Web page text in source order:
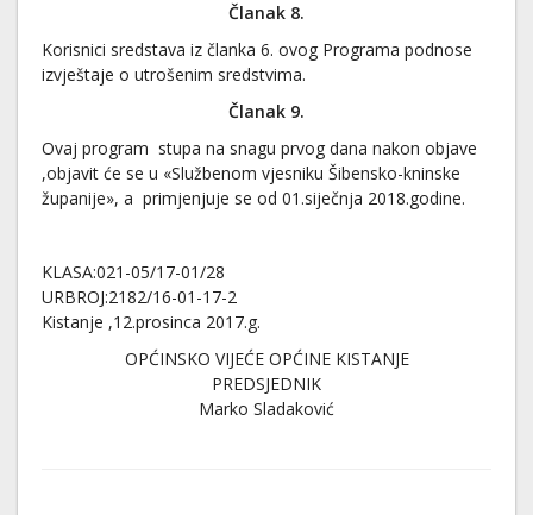
Članak 8.
Korisnici sredstava iz članka 6. ovog Programa podnose
izvještaje o utrošenim sredstvima.
Članak 9.
Ovaj program stupa na snagu prvog dana nakon objave
,objavit će se u «Službenom vjesniku Šibensko-kninske
županije», a primjenjuje se od 01.siječnja 2018.godine.
KLASA:021-05/17-01/28
URBROJ:2182/16-01-17-2
Kistanje ,12.prosinca 2017.g.
OPĆINSKO VIJEĆE OPĆINE KISTANJE
PREDSJEDNIK
Marko Sladaković